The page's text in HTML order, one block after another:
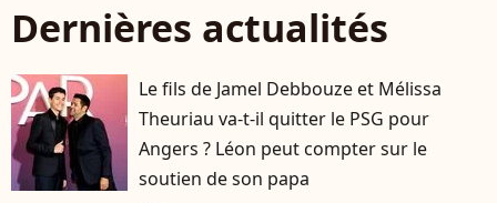
Dernières actualités
Le fils de Jamel Debbouze et Mélissa
Theuriau va-t-il quitter le PSG pour
Angers ? Léon peut compter sur le
soutien de son papa